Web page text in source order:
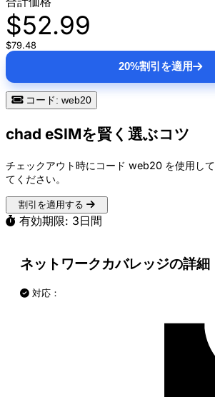
$52.99
$79.48
20%割引を適用
コード: web20
chad eSIMを賢く選ぶコツ
チェックアウト時にコード web20 を使用して
てください。
割引を適用する
有効期限: 3日間
ネットワークカバレッジの詳細
対応：